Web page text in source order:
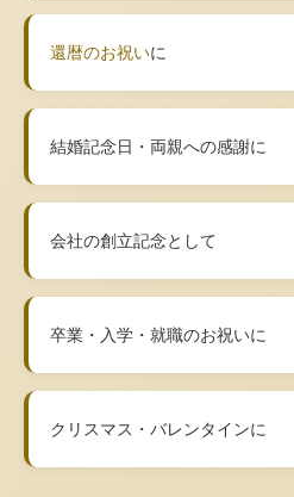
還暦のお祝いに
結婚記念日・両親への感謝に
会社の創立記念として
卒業・入学・就職のお祝いに
クリスマス・バレンタインに